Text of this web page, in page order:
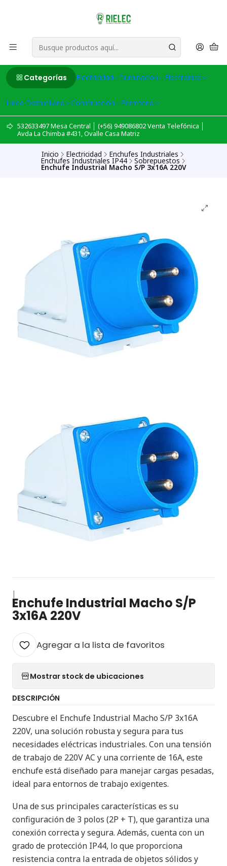
Categorías Electricidad Iluminación Electronica
Linea Domiciliaria Construcción Ferreteria
532633497 Mesa Central │ (+56) 949086802 Venta Telefónica │
Avda La Chimba #431, Ovalle Casa Matriz
Inicio Electricidad Enchufes Industriales
Enchufes Industriales IP44 Sobrepuestos
Enchufe Industrial Macho S/P 3x16A 220V
|
Enchufe Industrial Macho S/P
3x16A 220V
Agregar a la lista de favoritos
Mostrar stock de ubicaciones
DESCRIPCIÓN
Descubre el Enchufe Industrial Macho S/P 3x16A
220V, una solución robusta y segura para tus
necesidades eléctricas industriales. Con una tensión
de trabajo de 220V AC y una corriente de 16A, este
enchufe está diseñado para manejar cargas pesadas,
ideal para entornos de trabajo exigentes.
Una de sus principales características es su
configuración de 3 polos (2P + T), que garantiza una
conexión correcta y segura. Además, cuenta con un
grado de protección IP44, lo que proporciona
resistencia contra la entrada de objetos sólidos y